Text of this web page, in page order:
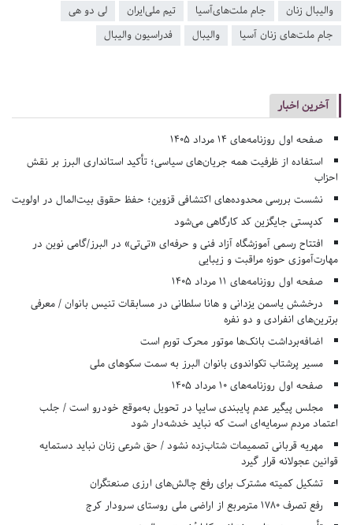
والیبال زنان جام ملت‌های‌آسیا تیم‌ ملی‌ایران
لی دو هی
جام ملت‌های زنان آسیا
والیبال فدراسیون والیبال
آخرین اخبار
صفحه اول روزنامه‌های 14 مرداد 1405
استفاده از ظرفیت همه جریان‌های سیاسی؛ تأکید استانداری البرز بر نقش
احزاب
نشست بررسی محدوده‌های اکتشافی قزوین؛ حفظ حقوق بیت‌المال در اولویت
کدپستی جایگزین کد کارگاهی می‌شود
افتتاح رسمی آموزشگاه آزاد فنی و حرفه‌ای «تی‌تی» در البرز/گامی نوین در
مهارت‌آموزی حوزه مراقبت و زیبایی
صفحه اول روزنامه‌های 11 مرداد 1405
درخشش یاسمن یزدانی و هانا سلطانی در مسابقات تنیس بانوان / معرفی
برترین‌های انفرادی و دو نفره
اضافه‌برداشت بانک‌ها موتور محرک تورم است
مسیر پرشتاب تکواندوی بانوان البرز به سمت سکوهای ملی
صفحه اول روزنامه‌های 10 مرداد 1405
مجلس پیگیر عدم پایبندی سایپا در تحویل به‌موقع خودرو است / جلب
اعتماد مردم سرمایه‌ای است که نباید خدشه‌دار شود
مهریه قربانی تصمیمات شتاب‌زده نشود / حق شرعی زنان نباید دستمایه
قوانین عجولانه قرار گیرد
تشکیل کمیته مشترک برای رفع چالش‌های ارزی صنعتگران
رفع تصرف ۱۷۸۰ مترمربع از اراضی ملی روستای سرودار کرج